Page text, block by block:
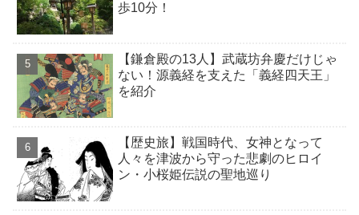
歩10分！
【鎌倉殿の13人】武蔵坊弁慶だけじゃ
ない！源義経を支えた「義経四天王」
を紹介
【歴史旅】戦国時代、女神となって
人々を津波から守った悲劇のヒロイ
ン・小桜姫伝説の聖地巡り